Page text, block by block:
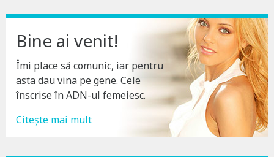
Bine ai venit!
Îmi place să comunic, iar pentru
asta dau vina pe gene. Cele
înscrise în ADN-ul femeiesc.
Citește mai mult